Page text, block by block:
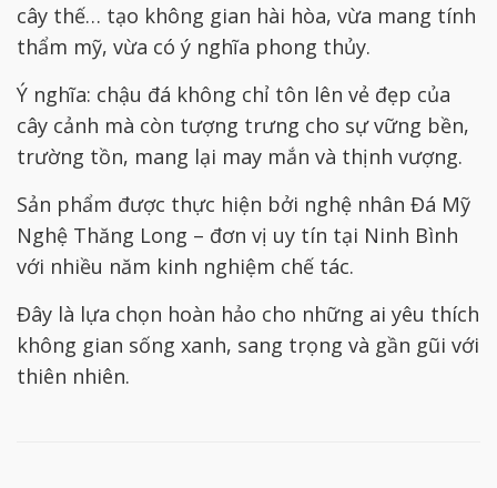
cây thế… tạo không gian hài hòa, vừa mang tính
thẩm mỹ, vừa có ý nghĩa phong thủy.
Ý nghĩa: chậu đá không chỉ tôn lên vẻ đẹp của
cây cảnh mà còn tượng trưng cho sự vững bền,
trường tồn, mang lại may mắn và thịnh vượng.
Sản phẩm được thực hiện bởi nghệ nhân Đá Mỹ
Nghệ Thăng Long – đơn vị uy tín tại Ninh Bình
với nhiều năm kinh nghiệm chế tác.
Đây là lựa chọn hoàn hảo cho những ai yêu thích
không gian sống xanh, sang trọng và gần gũi với
thiên nhiên.